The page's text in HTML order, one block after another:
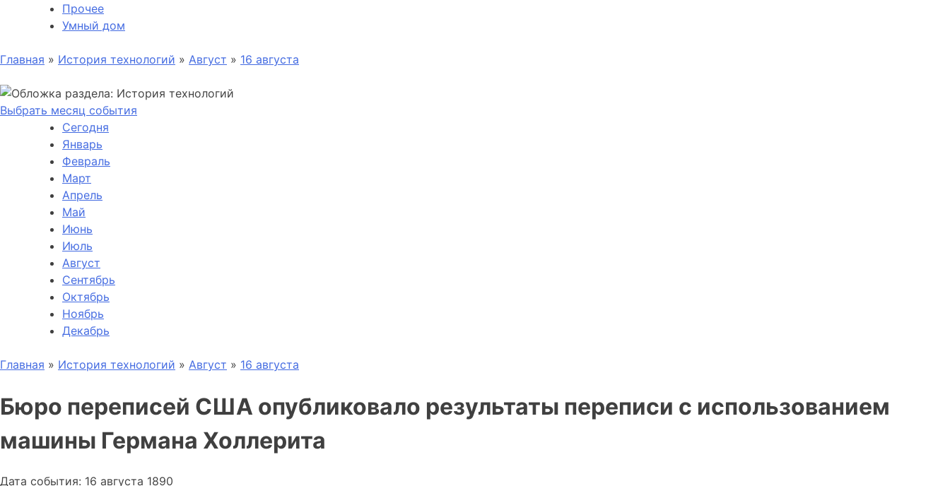
Прочее
Умный дом
Главная » История технологий » Август » 16 августа
Выбрать месяц события
Сегодня
Январь
Февраль
Март
Апрель
Май
Июнь
Июль
Август
Сентябрь
Октябрь
Ноябрь
Декабрь
Главная » История технологий » Август » 16 августа
Бюро переписей США опубликовало результаты переписи с использованием
машины Германа Холлерита
Дата события: 16 августа 1890